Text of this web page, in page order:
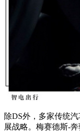
除DS外，多家传统
展战略。梅赛德斯-